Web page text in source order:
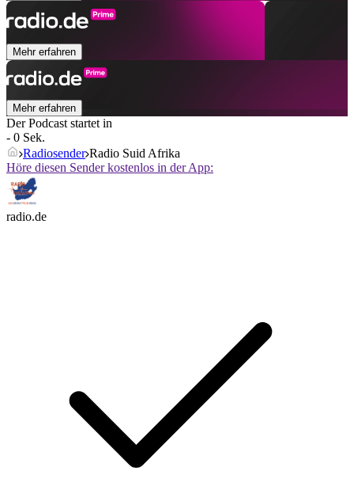
Mehr erfahren
Mehr erfahren
Der Podcast startet in
- 0 Sek.
Radiosender Radio Suid Afrika
Höre diesen Sender kostenlos in der App:
radio.de